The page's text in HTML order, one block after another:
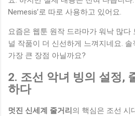
Nemesis’로 따로 사용하고 있어요.
요즘은 웹툰 원작 드라마가 워낙 많다
널 작품이 더 신선하게 느껴지네요.
가장 큰 장점 아닐까요?
2. 조선 악녀 빙의 설정,
하다
멋진 신세계 줄거리 의 핵심은 조선 시